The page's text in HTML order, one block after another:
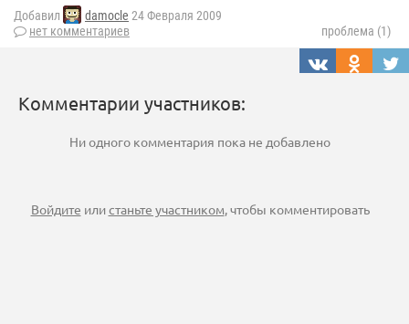
Добавил damocle 24 Февраля 2009
нет комментариев
проблема (1)
Комментарии участников:
Ни одного комментария пока не добавлено
Войдите илистаньте участником, чтобы комментировать